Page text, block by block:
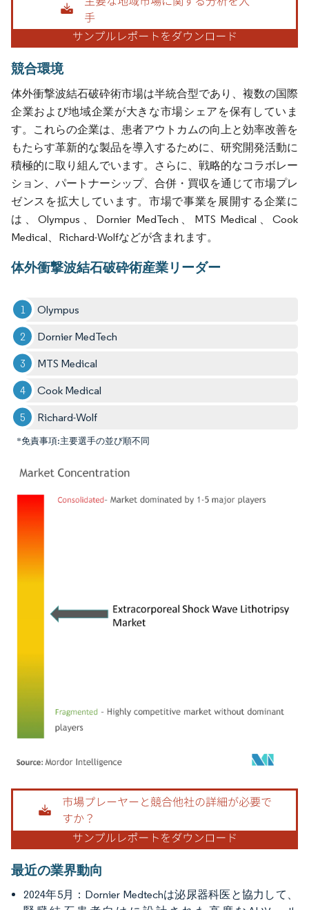
競合環境
体外衝撃波結石破砕術市場は半統合型であり、複数の国際
企業および地域企業が大きな市場シェアを保有していま
す。これらの企業は、患者アウトカムの向上と効率改善を
もたらす革新的な製品を導入するために、研究開発活動に
積極的に取り組んでいます。さらに、戦略的なコラボレー
ション、パートナーシップ、合併・買収を通じて市場プレ
ゼンスを拡大しています。市場で事業を展開する企業に
は、Olympus、Dornier MedTech、MTS Medical、Cook
Medical、Richard-Wolfなどが含まれます。
体外衝撃波結石破砕術産業リーダー
Olympus
Dornier MedTech
MTS Medical
Cook Medical
Richard-Wolf
*免責事項:主要選手の並び順不同
画像 © Mordor Intelligence。再利用にはCC BY 4.0の表示が必要です。
最近の業界動向
2024年5月：Dornier Medtechは泌尿器科医と協力して、